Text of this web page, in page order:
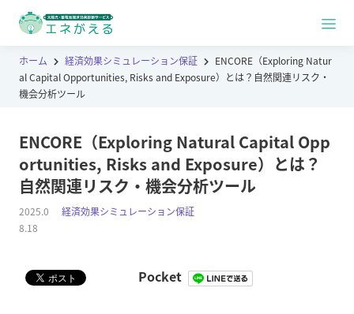
ホーム 経済効果シミュレーション保証
ENCORE（Exploring Natur
al Capital Opportunities, Risks and Exposure）とは？自然関連リスク・
機会分析ツール
ENCORE（Exploring Natural Capital Opp
ortunities, Risks and Exposure）とは？
自然関連リスク・機会分析ツール
経済効果シミュレーション保証
2025.0
8.18
Pocket